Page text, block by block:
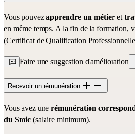
Vous pouvez apprendre un métier et
en même temps. A la fin de la formation,
(Certificat de Qualification
Faire une suggestion d'amélioration
Recevoir un rémunération
Vous avez une rémunération
du Smic (salaire minimum).